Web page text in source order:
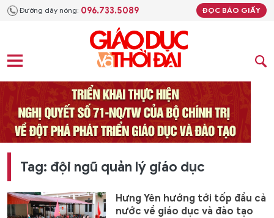
Đường dây nóng: 096.733.5089 ĐỌC BÁO GIẤY
Tag: đội ngũ quản lý giáo dục
Hưng Yên hướng tới tốp đầu cả
nước về giáo dục và đào tạo